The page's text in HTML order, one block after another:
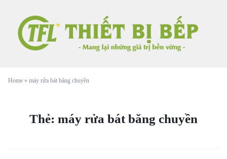
Home » máy rửa bát băng chuyền
Thẻ: máy rửa bát băng chuyền